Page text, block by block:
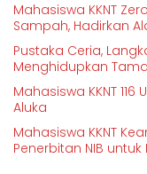
Mahasiswa KKNT
Sampah, Hadirkan
Pustaka Ceria,
Menghidupkan
Mahasiswa KKNT 116
Aluka
Mahasiswa KKNT
Penerbitan NIB untuk